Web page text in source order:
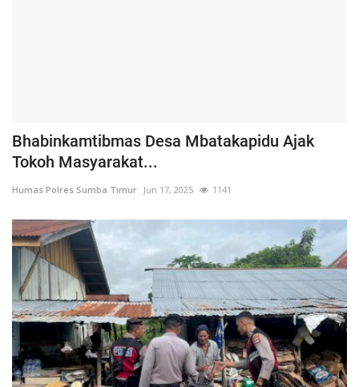
Bhabinkamtibmas Desa Mbatakapidu Ajak
Tokoh Masyarakat...
Humas Polres Sumba Timur Jun 17, 2025 1141